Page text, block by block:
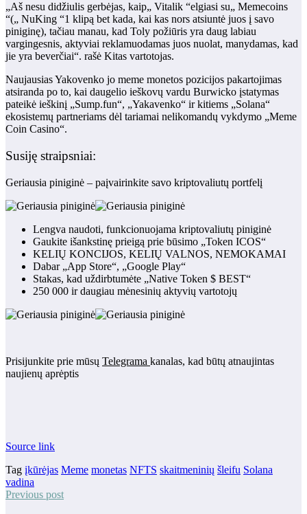
„Aš nesu didžiulis gerbėjas, kaip„ Vitalik “elgiasi su„ Memecoins
“(„ NuKing “1 klipą bet kada, kai kas nors atsiuntė juos į savo
piniginę), tačiau manau, kad Toly požiūris yra daug labiau
vargingesnis, aktyviai reklamuodamas juos nuolat, manydamas, kad
jie yra beverčiai“. rašė Kitas vartotojas.
Naujausias Yakovenko jo meme monetos pozicijos pakartojimas
atsiranda po to, kai daugelio ieškovų vardu Burwicko įstatymas
pateikė ieškinį „Sump.fun“, „Yakavenko“ ir kitiems „Solana“
ekosistemų partneriams dėl tariamai nelikomandų vykdymo „Meme
Coin Casino“.
Susiję straipsniai:
Geriausia piniginė – paįvairinkite savo kriptovaliutų portfelį
Lengva naudoti, funkcionuojama kriptovaliutų piniginė
Gaukite išankstinę prieigą prie būsimo „Token ICOS“
KELIŲ KONCIJOS, KELIŲ VALNOS, NEMOKAMAI
Dabar „App Store“, „Google Play“
Stakas, kad uždirbtumėte „Native Token $ BEST“
250 000 ir daugiau mėnesinių aktyvių vartotojų
Prisijunkite prie mūsų Telegrama kanalas, kad būtų atnaujintas
naujienų aprėptis
Source link
Tag įkūrėjas Meme monetas NFTS skaitmeninių šleifu Solana
vadina
Previous post